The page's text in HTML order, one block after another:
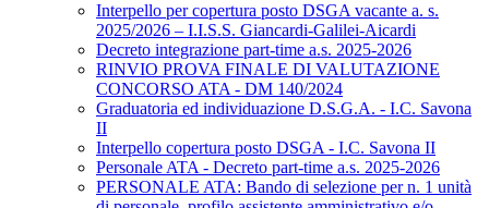
Interpello per copertura posto DSGA vacante a. s.
2025/2026 – I.I.S.S. Giancardi-Galilei-Aicardi
Decreto integrazione part-time a.s. 2025-2026
RINVIO PROVA FINALE DI VALUTAZIONE
CONCORSO ATA - DM 140/2024
Graduatoria ed individuazione D.S.G.A. - I.C. Savona
II
Interpello copertura posto DSGA - I.C. Savona II
Personale ATA - Decreto part-time a.s. 2025-2026
PERSONALE ATA: Bando di selezione per n. 1 unità